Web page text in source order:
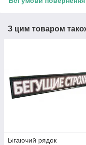
З цим товаром
Бігаючий рядок